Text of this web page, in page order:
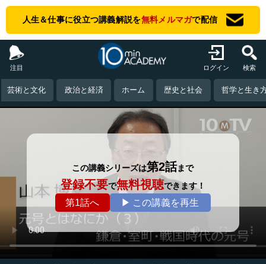
人生＆仕事に役立つ講義解説を無料メルマガで配信
注目 ログイン 検索
芸術と文化 政治と経済 ホーム 歴史と社会 哲学と生き
この講義シリーズは第2話まで
登録不要で無料視聴できます！
第1話へ ▶ この講義を再生